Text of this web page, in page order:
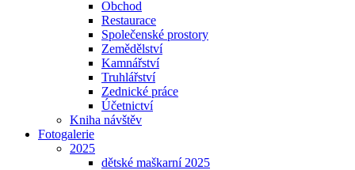
Obchod
Restaurace
Společenské prostory
Zemědělství
Kamnářství
Truhlářství
Zednické práce
Účetnictví
Kniha návštěv
Fotogalerie
2025
dětské maškarní 2025